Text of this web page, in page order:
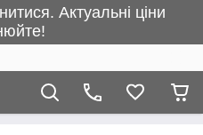
Актуальні ціни